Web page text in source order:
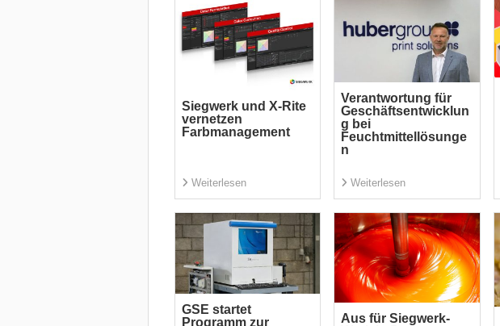
Siegwerk und X-Rite
vernetzen
Farbmanagement
Weiterlesen
Verantwortung für
Geschäftsentwicklun
g bei
Feuchtmittellösunge
n
Weiterlesen
GSE startet
Programm zur
Aus für Siegwerk-